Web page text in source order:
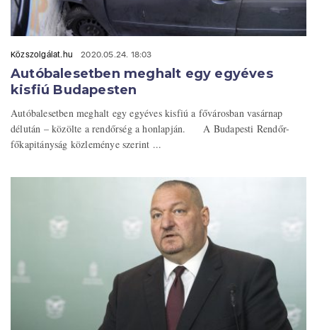
Közszolgálat.hu 2020.05.24. 18:03
Autóbalesetben meghalt egy egyéves
kisfiú Budapesten
Autóbalesetben meghalt egy egyéves kisfiú a fővárosban vasárnap
délután – közölte a rendőrség a honlapján. A Budapesti Rendőr-
főkapitányság közleménye szerint ...